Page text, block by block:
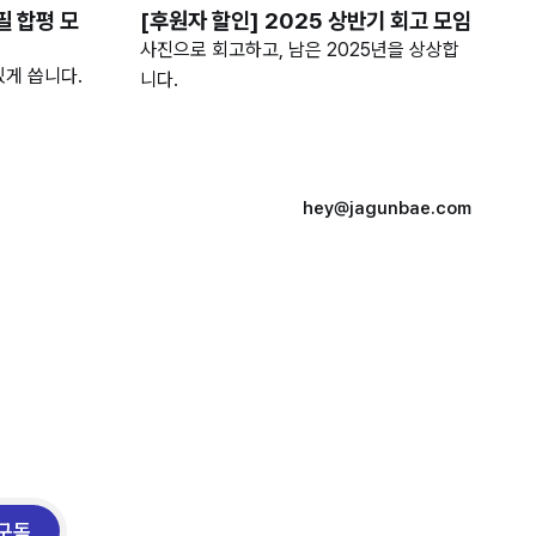
합평 모
씁니다.
[후원자 할인] 2025 상반기 회고 모임
사진으로 회고하고, 남은 2025년을 상상합
니다.
hey@jagunbae.com
독